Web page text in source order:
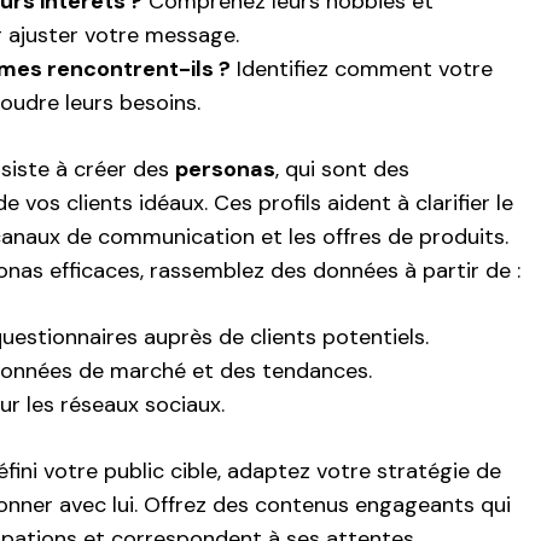
ajuster votre message.
rencontrent-ils ? Identifiez comment votre
leurs besoins.
à créer des personas, qui sont des
vos clients idéaux. Ces profils aident à clarifier le
de communication et les offres de produits.
efficaces, rassemblez des données à partir de :
auprès de clients potentiels.
de marché et des tendances.
les réseaux sociaux.
votre public cible, adaptez votre stratégie de
avec lui. Offrez des contenus engageants qui